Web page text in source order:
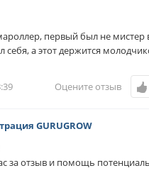
первый был не мистер
себя, а этот держится
Оцените отзыв
GURUGROW
за отзыв и помощь